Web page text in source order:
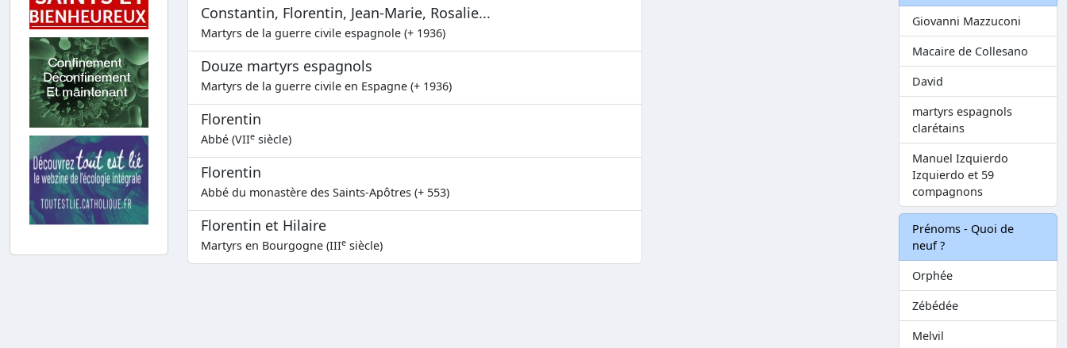
Constantin, Florentin, Jean-Marie, Rosalie...
Martyrs de la guerre civile espagnole (+ 1936)
Douze martyrs espagnols
Martyrs de la guerre civile en Espagne (+ 1936)
Florentin
Abbé (VIIe siècle)
Florentin
Abbé du monastère des Saints-Apôtres (+ 553)
Florentin et Hilaire
Martyrs en Bourgogne (IIIe siècle)
Giovanni Mazzuconi
Macaire de Collesano
David
martyrs espagnols
clarétains
Manuel Izquierdo
Izquierdo et 59
compagnons
Prénoms - Quoi de
neuf ?
Orphée
Zébédée
Melvil